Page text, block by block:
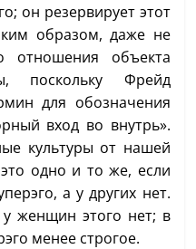
он резервирует этот
образом, даже не
отношения объекта
поскольку Фрейд
для обозначения
вход во внутрь».
культуры от нашей
одно и то же, если
а у других нет.
женщин этого нет; в
менее строгое.